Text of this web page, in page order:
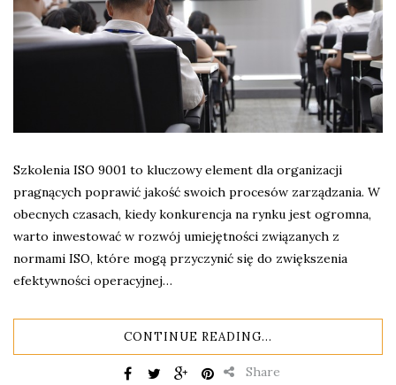
Szkolenia ISO 9001 to kluczowy element dla organizacji
pragnących poprawić jakość swoich procesów zarządzania. W
obecnych czasach, kiedy konkurencja na rynku jest ogromna,
warto inwestować w rozwój umiejętności związanych z
normami ISO, które mogą przyczynić się do zwiększenia
efektywności operacyjnej…
CONTINUE READING...
Share